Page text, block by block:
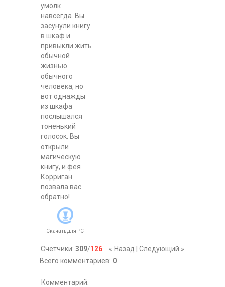
умолк
навсегда. Вы
засунули книгу
в шкаф и
привыкли жить
обычной
жизнью
обычного
человека, но
вот однажды
из шкафа
послышался
тоненький
голосок. Вы
открыли
магическую
книгу, и фея
Корриган
позвала вас
обратно!
Скачать для PC
« Назад Следующий »
Счетчики: 309/126
Всего комментариев: 0
Комментарий: